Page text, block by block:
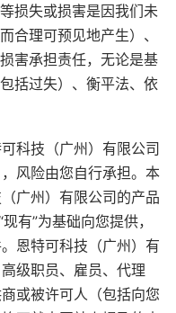
损失或损害是因我们未
合理可预见地产生）、
害承担责任，无论是基
括过失）、衡平法、依
科技（广州）有限公司
风险由您自行承担。本
广州）有限公司的产品
有”为基础向您提供，
恩特可科技（广州）有
级职员、雇员、代理
或被许可人（包括向您